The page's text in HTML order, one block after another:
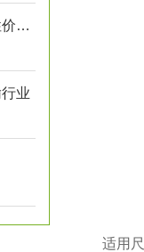
14米地磅厂家价格解析：品质与性价比的考量
业
适用